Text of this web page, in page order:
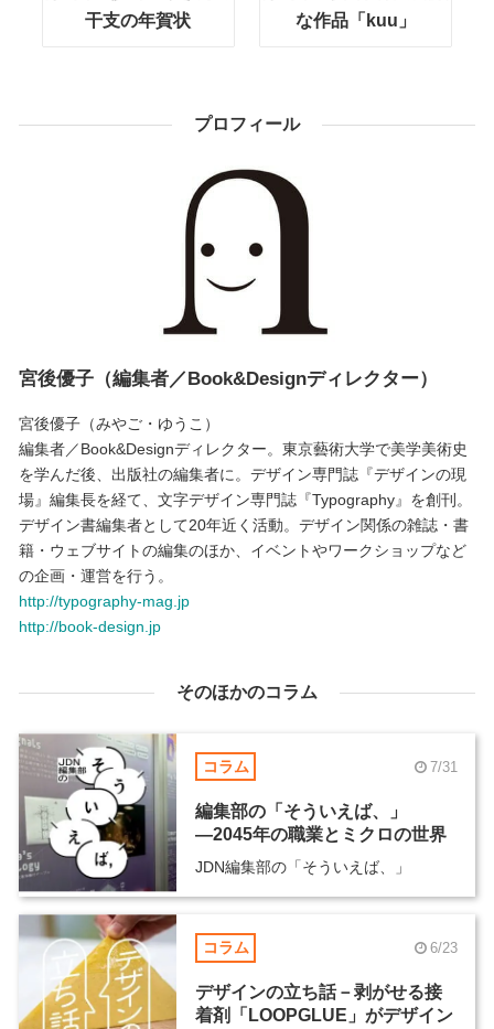
干支の年賀状
な作品「kuu」
プロフィール
宮後優子（編集者／Book&Designディレクター）
宮後優子（みやご・ゆうこ）
編集者／Book&Designディレクター。東京藝術大学で美学美術史
を学んだ後、出版社の編集者に。デザイン専門誌『デザインの現
場』編集長を経て、文字デザイン専門誌『Typography』を創刊。
デザイン書編集者として20年近く活動。デザイン関係の雑誌・書
籍・ウェブサイトの編集のほか、イベントやワークショップなど
の企画・運営を行う。
http://typography-mag.jp
http://book-design.jp
そのほかのコラム
コラム 7/31
編集部の「そういえば、」
―2045年の職業とミクロの世界
JDN編集部の「そういえば、」
コラム 6/23
デザインの立ち話－剥がせる接
着剤「LOOPGLUE」がデザイン